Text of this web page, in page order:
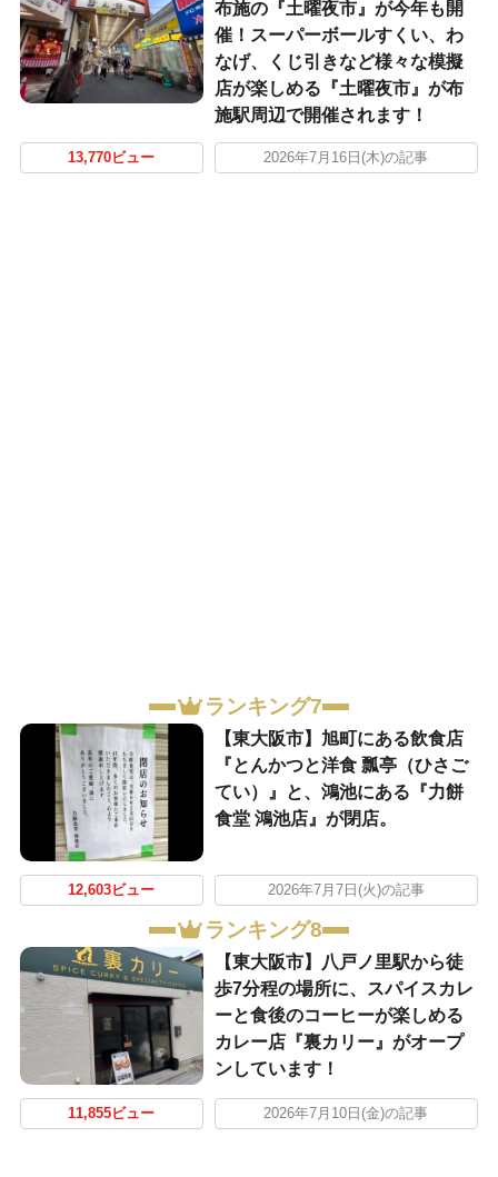
布施の『土曜夜市』が今年も開
催！スーパーボールすくい、わ
なげ、くじ引きなど様々な模擬
店が楽しめる『土曜夜市』が布
施駅周辺で開催されます！
13,770ビュー 2026年7月16日(木)の記事
ランキング7
【東大阪市】旭町にある飲食店
『とんかつと洋食 瓢亭（ひさご
てい）』と、鴻池にある『力餅
食堂 鴻池店』が閉店。
12,603ビュー 2026年7月7日(火)の記事
ランキング8
【東大阪市】八戸ノ里駅から徒
歩7分程の場所に、スパイスカレ
ーと食後のコーヒーが楽しめる
カレー店『裏カリー』がオープ
ンしています！
11,855ビュー 2026年7月10日(金)の記事